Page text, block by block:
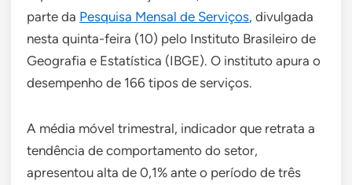
parte da Pesquisa Mensal de Serviços, divulgada
nesta quinta-feira (10) pelo Instituto Brasileiro de
Geografia e Estatística (IBGE). O instituto apura o
desempenho de 166 tipos de serviços.
A média móvel trimestral, indicador que retrata a
tendência de comportamento do setor,
apresentou alta de 0,1% ante o período de três